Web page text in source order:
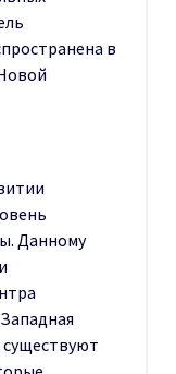
в
Данному
существуют